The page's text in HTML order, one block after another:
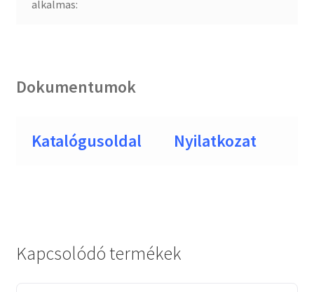
alkalmas:
Dokumentumok
Katalógusoldal Nyilatkozat
Kapcsolódó termékek